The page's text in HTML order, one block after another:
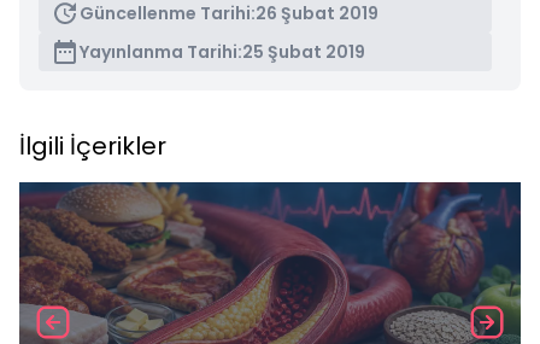
Güncellenme Tarihi:26 Şubat 2019
Yayınlanma Tarihi:25 Şubat 2019
İlgili İçerikler